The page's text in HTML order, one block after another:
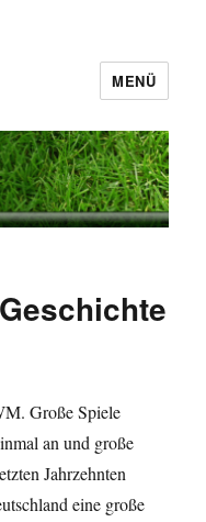
MENÜ
Große Spiele
an und große
Jahrzehnten
eine große